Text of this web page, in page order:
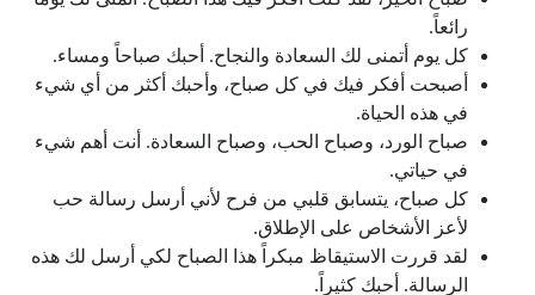
رائعاً.
كل يوم أتمنى لك السعادة والنجاح. أحبك صباحاً ومساء.
أصبحت أفكر فيك في كل صباح، وأحبك أكثر من أي شيء
في هذه الحياة.
صباح الورد، وصباح الحب، وصباح السعادة. أنت أهم شيء
في حياتي.
كل صباح، يتسابق قلبي من فرح لأني أرسل رسالة حب
لأعز الأشخاص على الإطلاق.
لقد قررت الاستيقاظ مبكراً هذا الصباح لكي أرسل لك هذه
الرسالة. أحبك كثيراً.